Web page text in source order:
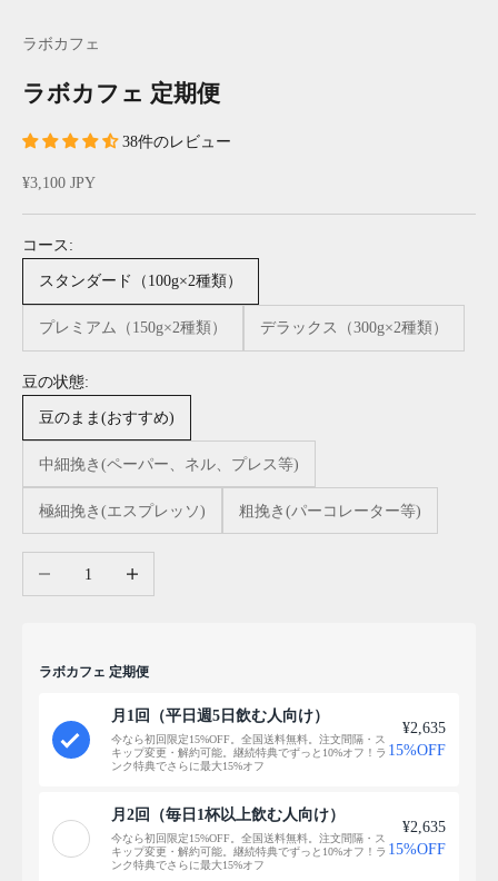
ラボカフェ
ラボカフェ 定期便
38件のレビュー
セール価格
¥3,100 JPY
コース:
スタンダード（100g×2種類）
プレミアム（150g×2種類） デラックス（300g×2種類）
豆の状態:
豆のまま(おすすめ)
中細挽き(ペーパー、ネル、プレス等)
極細挽き(エスプレッソ) 粗挽き(パーコレーター等)
ラボカフェ 定期便
月1回（平日週5日飲む人向け）
今なら初回限定15%OFF。全国送料無料。注文間隔・ス
キップ変更・解約可能。継続特典でずっと10%オフ！ラ
ンク特典でさらに最大15%オフ
¥2,635
15%OFF
月2回（毎日1杯以上飲む人向け）
今なら初回限定15%OFF。全国送料無料。注文間隔・ス
キップ変更・解約可能。継続特典でずっと10%オフ！ラ
ンク特典でさらに最大15%オフ
¥2,635
15%OFF